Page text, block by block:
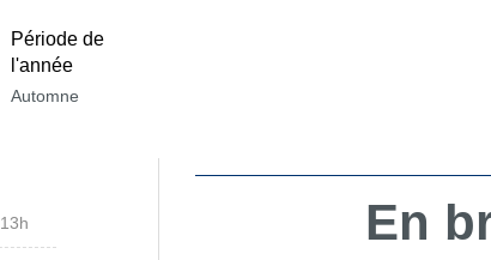
Période de
l'année
Automne
13h En